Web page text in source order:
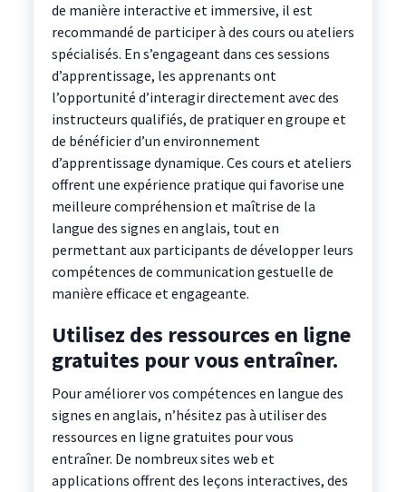
de manière interactive et immersive, il est
recommandé de participer à des cours ou ateliers
spécialisés. En s’engageant dans ces sessions
d’apprentissage, les apprenants ont
l’opportunité d’interagir directement avec des
instructeurs qualifiés, de pratiquer en groupe et
de bénéficier d’un environnement
d’apprentissage dynamique. Ces cours et ateliers
offrent une expérience pratique qui favorise une
meilleure compréhension et maîtrise de la
langue des signes en anglais, tout en
permettant aux participants de développer leurs
compétences de communication gestuelle de
manière efficace et engageante.
Utilisez des ressources en ligne
gratuites pour vous entraîner.
Pour améliorer vos compétences en langue des
signes en anglais, n’hésitez pas à utiliser des
ressources en ligne gratuites pour vous
entraîner. De nombreux sites web et
applications offrent des leçons interactives, des